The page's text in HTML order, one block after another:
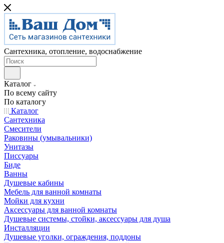
Сантехника, отопление, водоснабжение
Каталог
По всему сайту
По каталогу
Каталог
Сантехника
Смесители
Раковины (умывальники)
Унитазы
Писсуары
Биде
Ванны
Душевые кабины
Мебель для ванной комнаты
Мойки для кухни
Аксессуары для ванной комнаты
Душевые системы, стойки, аксессуары для душа
Инсталляции
Душевые уголки, ограждения, поддоны